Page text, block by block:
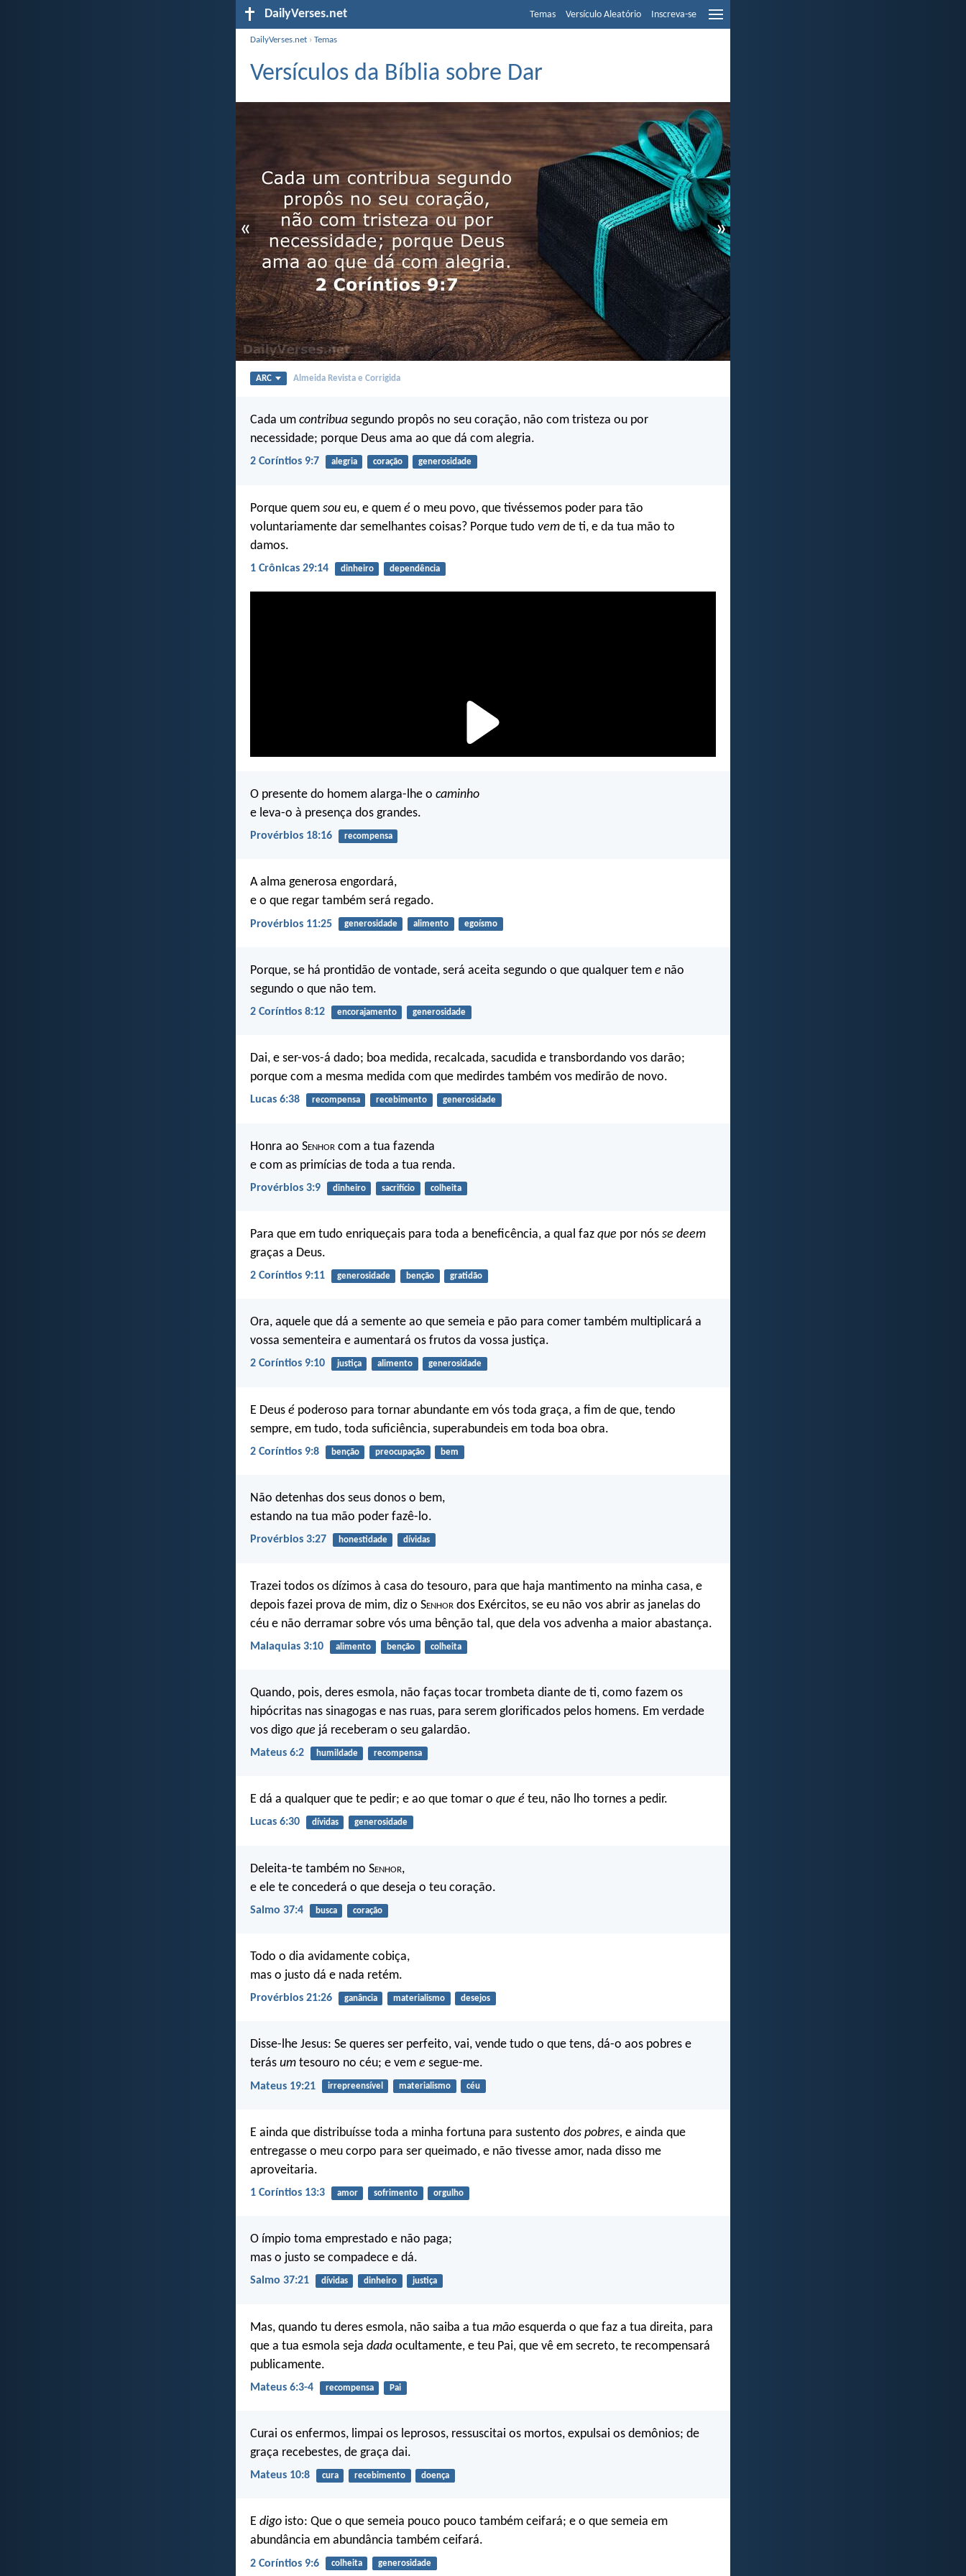
DailyVerses.net Temas Versículo Aleatório Inscreva-se
DailyVerses.net ›Temas
Versículos da Bíblia sobre Dar
« »
ARC Almeida Revista e Corrigida
Cada um contribua segundo propôs no seu coração, não com tristeza ou por
necessidade; porque Deus ama ao que dá com alegria.
2 Coríntios 9:7 alegria coração generosidade
Porque quem sou eu, e quem é o meu povo, que tivéssemos poder para tão
voluntariamente dar semelhantes coisas? Porque tudo vem de ti, e da tua mão to
damos.
1 Crônicas 29:14 dinheiro dependência
O presente do homem alarga-lhe o caminho
e leva-o à presença dos grandes.
Provérbios 18:16 recompensa
A alma generosa engordará,
e o que regar também será regado.
Provérbios 11:25 generosidade alimento egoísmo
Porque, se há prontidão de vontade, será aceita segundo o que qualquer tem e não
segundo o que não tem.
2 Coríntios 8:12 encorajamento generosidade
Dai, e ser-vos-á dado; boa medida, recalcada, sacudida e transbordando vos darão;
porque com a mesma medida com que medirdes também vos medirão de novo.
Lucas 6:38 recompensa recebimento generosidade
Honra ao Senhor com a tua fazenda
e com as primícias de toda a tua renda.
Provérbios 3:9 dinheiro sacrifício colheita
Para que em tudo enriqueçais para toda a beneficência, a qual faz que por nós se deem
graças a Deus.
2 Coríntios 9:11 generosidade benção gratidão
Ora, aquele que dá a semente ao que semeia e pão para comer também multiplicará a
vossa sementeira e aumentará os frutos da vossa justiça.
2 Coríntios 9:10 justiça alimento generosidade
E Deus é poderoso para tornar abundante em vós toda graça, a fim de que, tendo
sempre, em tudo, toda suficiência, superabundeis em toda boa obra.
2 Coríntios 9:8 benção preocupação bem
Não detenhas dos seus donos o bem,
estando na tua mão poder fazê-lo.
Provérbios 3:27 honestidade dívidas
Trazei todos os dízimos à casa do tesouro, para que haja mantimento na minha casa, e
depois fazei prova de mim, diz o Senhor dos Exércitos, se eu não vos abrir as janelas do
céu e não derramar sobre vós uma bênção tal, que dela vos advenha a maior abastança.
Malaquias 3:10 alimento benção colheita
Quando, pois, deres esmola, não faças tocar trombeta diante de ti, como fazem os
hipócritas nas sinagogas e nas ruas, para serem glorificados pelos homens. Em verdade
vos digo que já receberam o seu galardão.
Mateus 6:2 humildade recompensa
E dá a qualquer que te pedir; e ao que tomar o que é teu, não lho tornes a pedir.
Lucas 6:30 dívidas generosidade
Deleita-te também no Senhor,
e ele te concederá o que deseja o teu coração.
Salmo 37:4 busca coração
Todo o dia avidamente cobiça,
mas o justo dá e nada retém.
Provérbios 21:26 ganância materialismo desejos
Disse-lhe Jesus: Se queres ser perfeito, vai, vende tudo o que tens, dá-o aos pobres e
terás um tesouro no céu; e vem e segue-me.
Mateus 19:21 irrepreensível materialismo céu
E ainda que distribuísse toda a minha fortuna para sustento dos pobres, e ainda que
entregasse o meu corpo para ser queimado, e não tivesse amor, nada disso me
aproveitaria.
1 Coríntios 13:3 amor sofrimento orgulho
O ímpio toma emprestado e não paga;
mas o justo se compadece e dá.
Salmo 37:21 dívidas dinheiro justiça
Mas, quando tu deres esmola, não saiba a tua mão esquerda o que faz a tua direita, para
que a tua esmola seja dada ocultamente, e teu Pai, que vê em secreto, te recompensará
publicamente.
Mateus 6:3-4 recompensa Pai
Curai os enfermos, limpai os leprosos, ressuscitai os mortos, expulsai os demônios; de
graça recebestes, de graça dai.
Mateus 10:8 cura recebimento doença
E digo isto: Que o que semeia pouco pouco também ceifará; e o que semeia em
abundância em abundância também ceifará.
2 Coríntios 9:6 colheita generosidade